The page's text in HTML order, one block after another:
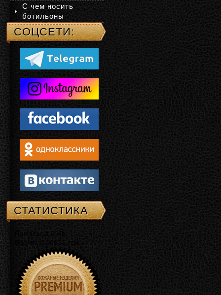
С чем носить
ботильоны
СОЦСЕТИ:
СТАТИСТИКА
Память: 3.5 Mb
Время: 0.00851 сек.